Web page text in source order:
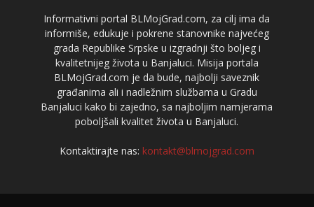
Informativni portal BLMojGrad.com, za cilj ima da
informiše, edukuje i pokrene stanovnike najvećeg
grada Republike Srpske u izgradnji što boljeg i
kvalitetnijeg života u Banjaluci. Misija portala
BLMojGrad.com je da bude, najbolji saveznik
građanima ali i nadležnim službama u Gradu
Banjaluci kako bi zajedno, sa najboljim namjerama
poboljšali kvalitet života u Banjaluci.
Kontaktirajte nas: kontakt@blmojgrad.com